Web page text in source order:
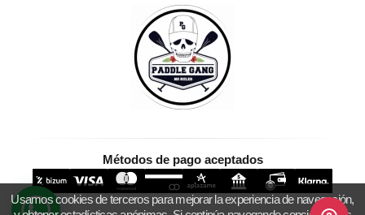
Métodos de pago aceptados
Usamos cookies de terceros para mejorar la experiencia de navegación,